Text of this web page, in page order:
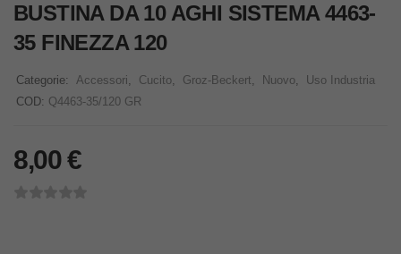
BUSTINA DA 10 AGHI SISTEMA 4463-
35 FINEZZA 120
Categorie: Accessori, Cucito, Groz-Beckert, Nuovo,
Uso Industria
COD: Q4463-35/120 GR
8,00€